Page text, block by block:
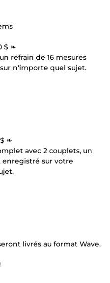
$ ❧
refrain de 16 mesures
n'importe quel sujet.
❧
avec 2 couplets, un
enregistré sur votre
livrés au format Wave.